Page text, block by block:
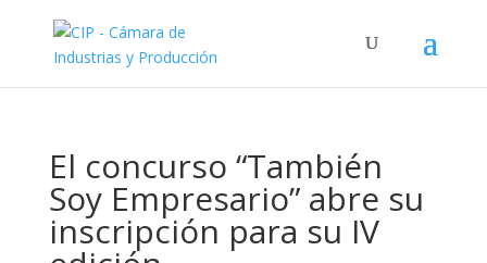
El concurso “También
Soy Empresario” abre su
inscripción para su IV